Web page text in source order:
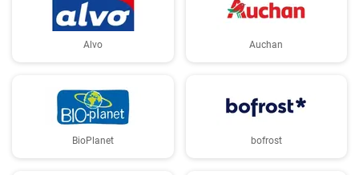
Alvo Auchan
BioPlanet bofrost